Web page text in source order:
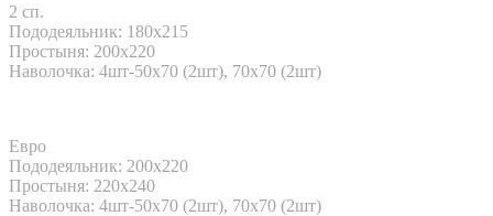
2 сп.
Пододеяльник: 180x215
Простыня: 200x220
Наволочка: 4шт-50х70 (2шт), 70х70 (2шт)
Евро
Пододеяльник: 200x220
Простыня: 220x240
Наволочка: 4шт-50х70 (2шт), 70х70 (2шт)